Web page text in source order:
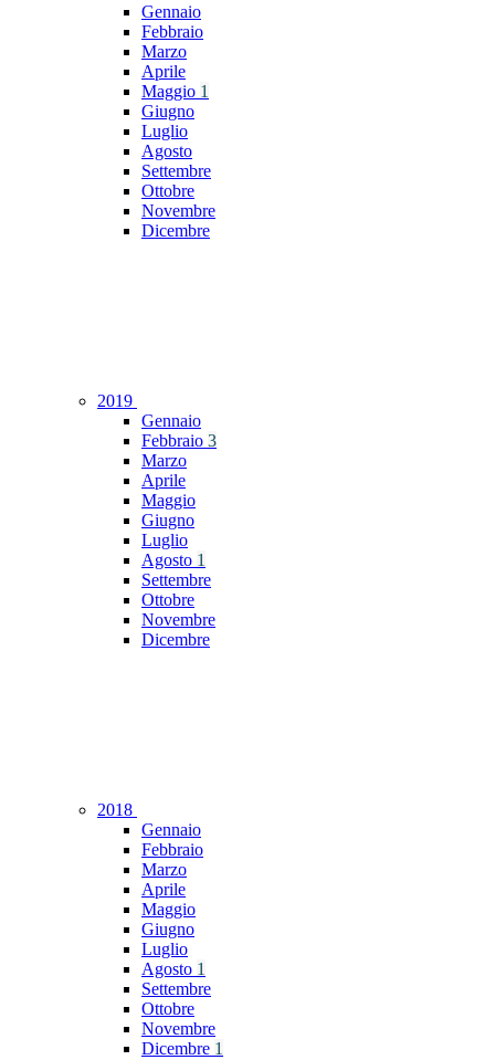
Gennaio
Febbraio
Marzo
Aprile
Maggio 1
Giugno
Luglio
Agosto
Settembre
Ottobre
Novembre
Dicembre
2019
Gennaio
Febbraio 3
Marzo
Aprile
Maggio
Giugno
Luglio
Agosto 1
Settembre
Ottobre
Novembre
Dicembre
2018
Gennaio
Febbraio
Marzo
Aprile
Maggio
Giugno
Luglio
Agosto 1
Settembre
Ottobre
Novembre
Dicembre 1